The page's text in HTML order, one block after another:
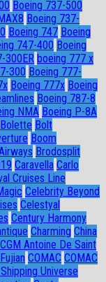
Boeing 737-500
Boeing 737-
Boeing 747 Boeing
747-400 Boeing
300ER boeing 777 x
300 Boeing 777-
Boeing 777х Boeing
Boeing 787-8
NMA Boeing P-8A
Bolette Bolt
Boom
Brodosplit
Caravella Carlo
Cruises Line
Celebrity Beyond
Celestyal
Century Harmony
Charming China
Antoine De Saint
COMAC COMAC
Universe